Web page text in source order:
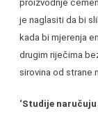
proizvodnje
je naglasiti da bi
kada bi mjerenja
drugim riječima
sirovina od strane
‘Studije